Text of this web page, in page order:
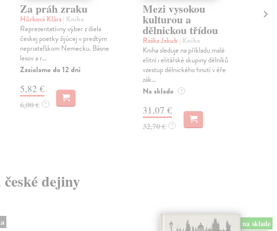
Za práh zraku
Hůrková Klára| Kniha
Reprezentatívny výber z diela
českej poetky žijúcej v predtým
nepriateľskom Nemecku. Básne
lesov a r...
Zasielame do 12 dní
5,82 €
6,00 € ?
Mezi vysokou
kulturou a
dělnickou třídou
Raška Jakub | Kniha
Kniha sleduje na příkladu malé
elitní i elitářské skupiny dělníků
vzestup dělnického hnutí v éře
zák...
Na sklade ?
31,07 €
32,70 € ?
dejiny
na sklade